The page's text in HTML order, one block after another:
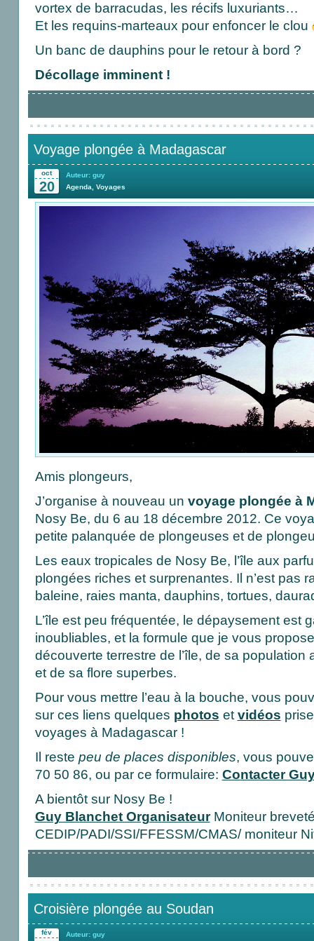
vortex de barracudas, les récifs luxuriants…
Et les requins-marteaux pour enfoncer le clou
Un banc de dauphins pour le retour à bord ?
Décollage imminent !
Voyage plongée à Madagascar
oct
20
Auteur: guy
Agenda, Voyages
Amis plongeurs,
J’organise à nouveau un voyage plongée à
Nosy Be, du 6 au 18 décembre 2012. Ce
petite palanquée de plongeuses et de
Les eaux tropicales de Nosy Be, l’île aux
plongées riches et surprenantes. Il n’est pas
baleine, raies manta, dauphins, tortues,
L’île est peu fréquentée, le dépaysement est
inoubliables, et la formule que je vous
découverte terrestre de l’île, de sa population
et de sa flore superbes.
Pour vous mettre l’eau à la bouche, vous
sur ces liens quelques photos etvidéos
voyages à Madagascar !
Il reste peu de places disponibles, vous
70 50 86, ou par ce formulaire: Contacter
A bientôt sur Nosy Be !
Guy Blanchet OrganisateurMoniteur
CEDIP/PADI/SSI/FFESSM/CMAS/ moniteur
Croisière plongée au Soudan
fév Auteur: guy